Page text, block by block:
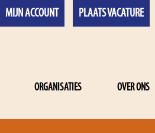
PLAATS VACATURE
MIJN ACCOUNT
ORGANISATIES OVER ONS